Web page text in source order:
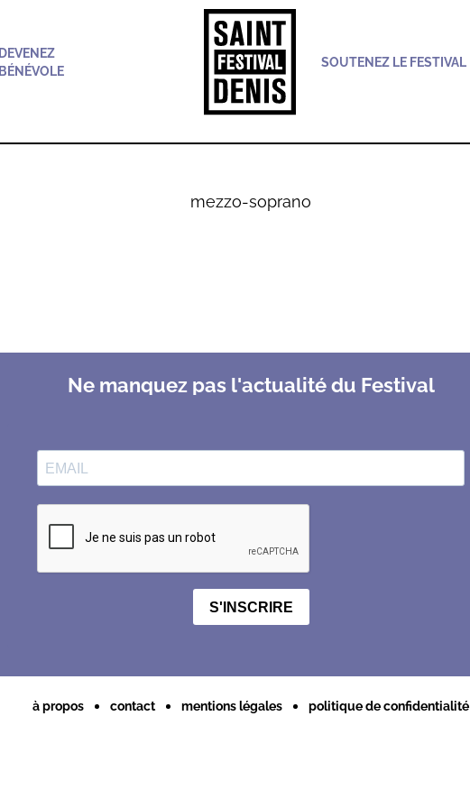
DEVENEZ
BÉNÉVOLE
SOUTENEZ LE FESTIVAL
mezzo-soprano
Ne manquez pas l'actualité du Festival
S'INSCRIRE
à propos contact mentions légales politique de confidentialité